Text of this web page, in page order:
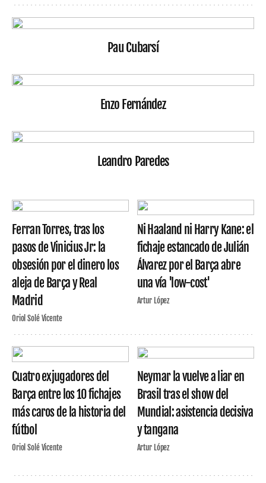
Pau Cubarsí
Enzo Fernández
Leandro Paredes
Ferran Torres, tras los
pasos de Vinicius Jr: la
obsesión por el dinero los
aleja de Barça y Real
Madrid
Oriol Solé Vicente
Ni Haaland ni Harry Kane: el
fichaje estancado de Julián
Álvarez por el Barça abre
una vía 'low-cost'
Artur López
Cuatro exjugadores del
Barça entre los 10 fichajes
más caros de la historia del
fútbol
Oriol Solé Vicente
Neymar la vuelve a liar en
Brasil tras el show del
Mundial: asistencia decisiva
y tangana
Artur López